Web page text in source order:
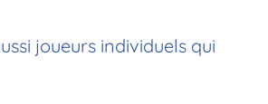
joueurs individuels qui